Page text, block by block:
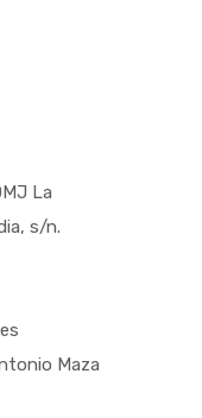
La
s/n.
Maza